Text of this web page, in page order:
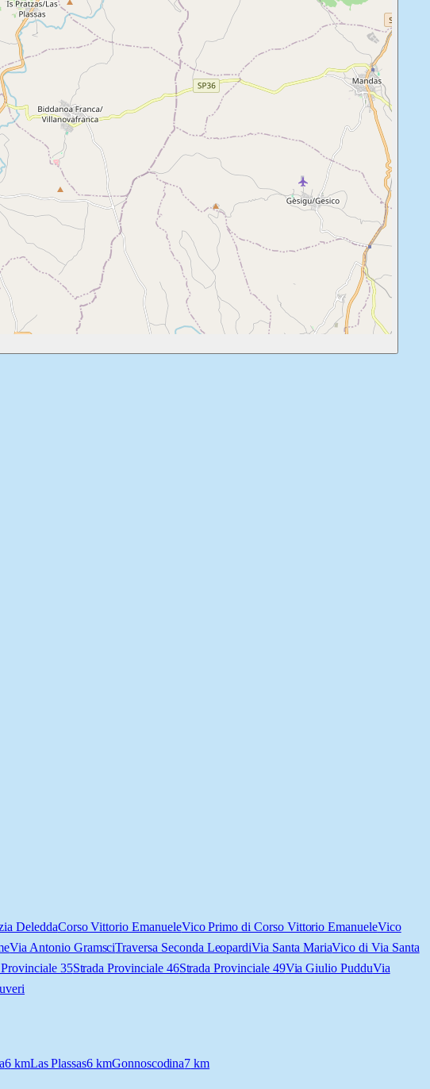
DeleddaCorso Vittorio EmanueleVico Primo di Corso Vittorio EmanueleVico
Via Antonio GramsciTraversa Seconda LeopardiVia Santa MariaVico di Via Santa
Provinciale 35Strada Provinciale 46Strada Provinciale 49Via Giulio PudduVia
6kmLas Plassas6 kmGonnoscodina7 km